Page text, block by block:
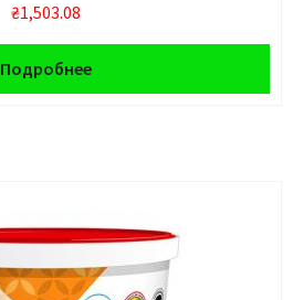
₴1,503.08
Подробнее